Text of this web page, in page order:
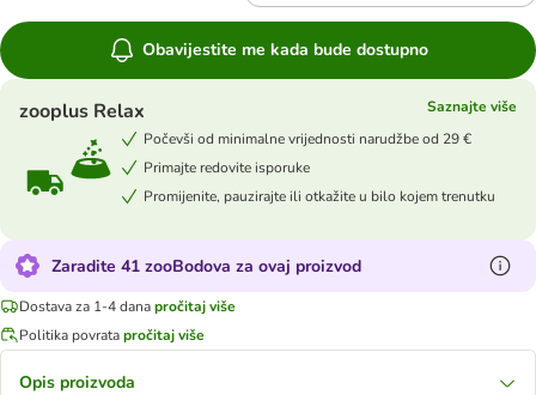
Obavijestite me kada bude dostupno
zooplus Relax
Saznajte više
Počevši od minimalne vrijednosti narudžbe od 29 €
Primajte redovite isporuke
Promijenite, pauzirajte ili otkažite u bilo kojem trenutku
Zaradite 41 zooBodova za ovaj proizvod
Dostava za 1-4 danapročitaj više
Politika povratapročitaj više
Opis proizvoda